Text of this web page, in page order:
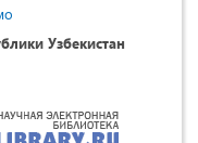
Узбекистан